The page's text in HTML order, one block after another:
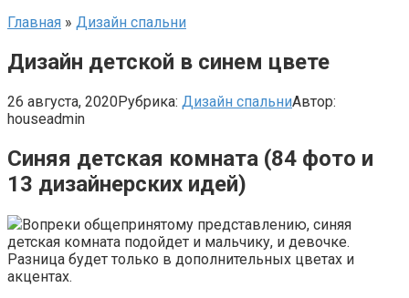
Главная » Дизайн спальни
Дизайн детской в синем цвете
26 августа, 2020Рубрика: Дизайн спальниАвтор:
houseadmin
Синяя детская комната (84 фото и
13 дизайнерских идей)
Вопреки общепринятому представлению, синяя
детская комната подойдет и мальчику, и девочке.
Разница будет только в дополнительных цветах и
акцентах.